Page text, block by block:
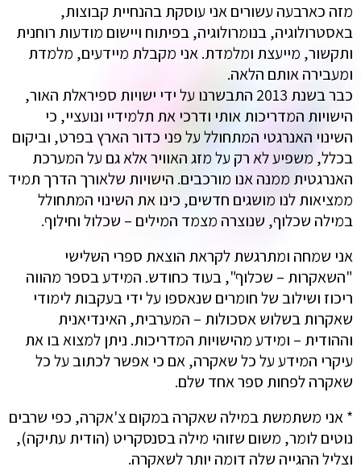
מזה כארבעה עשורים אני עוסקת בהנחיית קבוצות,
באסטרולוגיה, בנומרולוגיה, בפיתוח ויישום מודעות רוחנית
ותקשור, מייעצת ומלמדת. אני מקבלת מיידעים, מלמדת
ומעבירה אותם הלאה.
כבר בשנת 2013 התבשרנו על ידי ישויות ספיראלת האור,
הישויות המדריכות אותי ודרכי את תלמידיי ונועציי, כי
השינוי האנרגטי המתחולל על פני כדור הארץ בפרט, וביקום
בכלל, משפיע לא רק על מזג האוויר אלא גם על המערכת
האנרגטית ממנה אנו מורכבים. הישויות שלאורך הדרך תמיד
ממציאות לנו מושגים חדשים, כינו את השינוי המתחולל
במילה שכלוף, שנוצרה מצמד המילים – שכלול וחילוף.
אני שמחה ומתרגשת לקראת הוצאת ספרי השלישי
"השאקרות – שכלוף", בעוד כחודש. המידע בספר מהווה
ריכוז ושילוב של חומרים שנאספו על ידי בעקבות לימודי
שאקרות בשלוש אסכולות – המערבית, האינדיאנית
וההודית – ומידע מהישויות המדריכות. ניתן למצוא בו את
עיקרי המידע על כל שאקרה, אם כי אפשר לכתוב על כל
שאקרה לפחות ספר אחד שלם.
* אני משתמשת במילה שאקרה במקום צ'אקרה, כפי שרבים
נוטים לומר, משום שזוהי מילה בסנסקריט (הודית עתיקה),
וצליל ההגייה שלה דומה יותר לשאקרה.